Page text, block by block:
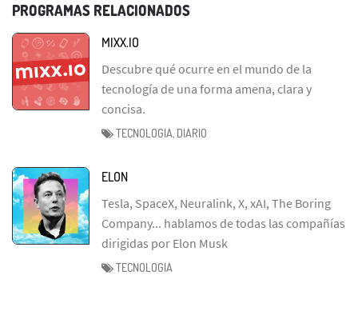
PROGRAMAS RELACIONADOS
MIXX.IO
Descubre qué ocurre en el mundo de la
tecnología de una forma amena, clara y
concisa.
TECNOLOGIA, DIARIO
ELON
Tesla, SpaceX, Neuralink, X, xAI, The Boring
Company... hablamos de todas las compañías
dirigidas por Elon Musk
TECNOLOGIA